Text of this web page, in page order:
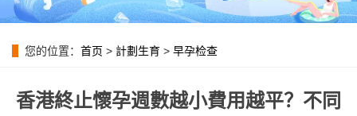
您的位置： 首页 > 計劃生育 > 早孕检查
香港終止懷孕週數越小費用越平？不同